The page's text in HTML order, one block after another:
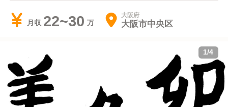
月収 22~30 大阪府
大阪市中央区
1/4